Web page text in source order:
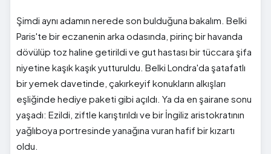
Şimdi aynı adamın nerede son bulduğuna bakalım. Belki
Paris'te bir eczanenin arka odasında, pirinç bir havanda
dövülüp toz haline getirildi ve gut hastası bir tüccara şifa
niyetine kaşık kaşık yutturuldu. Belki Londra'da şatafatlı
bir yemek davetinde, çakırkeyif konukların alkışları
eşliğinde hediye paketi gibi açıldı. Ya da en şairane sonu
yaşadı: Ezildi, ziftle karıştırıldı ve bir İngiliz aristokratının
yağlıboya portresinde yanağına vuran hafif bir kızartı
oldu.